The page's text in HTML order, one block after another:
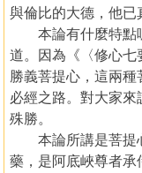
與倫比的大德，他已
本論有什麼特點呢
道。因為《〈修心七
勝義菩提心，這兩
必經之路。對大家
殊勝。
本論所講是菩提
藥，是阿底峽尊者承